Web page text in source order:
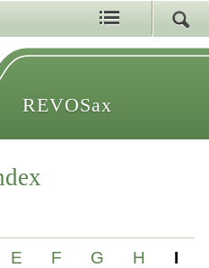
REVOSax
E F G H
I